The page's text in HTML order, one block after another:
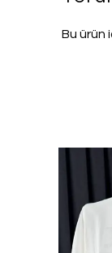
Bu ürün